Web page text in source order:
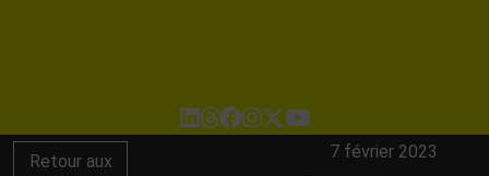
Retour aux
7 février 2023